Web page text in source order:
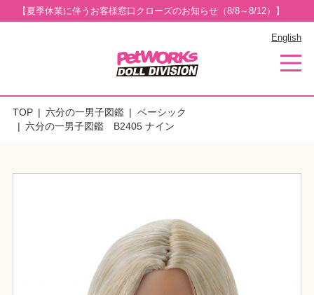
【夏季休業に伴うお客様窓口クローズのお知らせ（8/8～8/12）】
English
TOP 六分の一男子図鑑
ベーシック
六分の一男子図鑑 B2405 ナイン